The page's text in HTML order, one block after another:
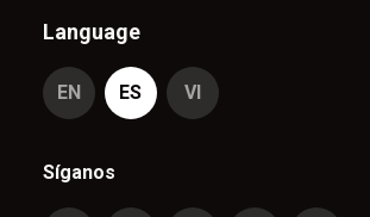
Language
EN ES VI
Síganos